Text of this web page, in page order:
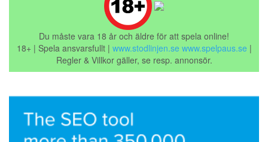
Du måste vara 18 år och äldre för att spela online!
18+ | Spela ansvarsfullt | www.stodlinjen.se www.spelpaus.se |
Regler & Villkor gäller, se resp. annonsör.